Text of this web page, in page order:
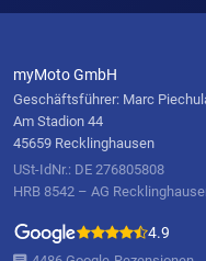
myMoto GmbH
Geschäftsführer: Marc
Am Stadion 44
45659 Recklinghausen
USt-IdNr.: DE 276805808
HRB 8542 – AG
4.9